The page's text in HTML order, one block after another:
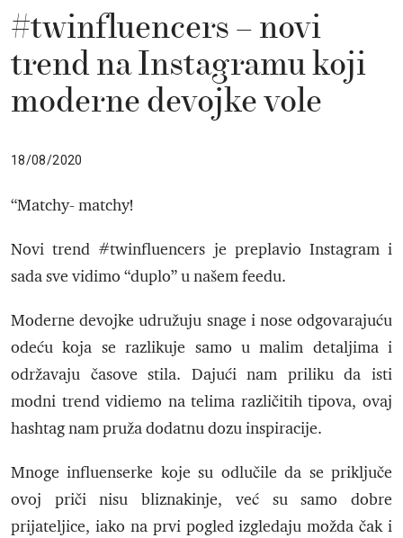
#twinfluencers – novi
trend na Instagramu koji
moderne devojke vole
18/08/2020
“Matchy- matchy!
Novi trend #twinfluencers je preplavio Instagram i
sada sve vidimo “duplo” u našem feedu.
Moderne devojke udružuju snage i nose odgovarajuću
odeću koja se razlikuje samo u malim detaljima i
održavaju časove stila. Dajući nam priliku da isti
modni trend vidiemo na telima različitih tipova, ovaj
hashtag nam pruža dodatnu dozu inspiracije.
Mnoge influenserke koje su odlučile da se priključe
ovoj priči nisu bliznakinje, već su samo dobre
prijateljice, iako na prvi pogled izgledaju možda čak i